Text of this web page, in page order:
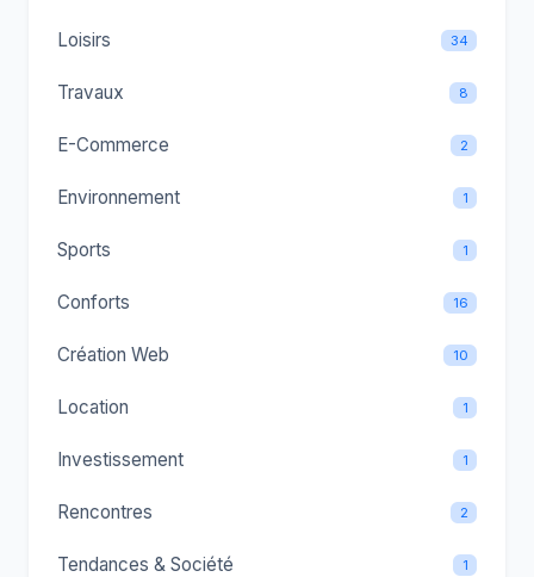
Loisirs 34
Travaux 8
E-Commerce 2
Environnement 1
Sports 1
Conforts 16
Création Web 10
Location 1
Investissement 1
Rencontres 2
Tendances & Société 1